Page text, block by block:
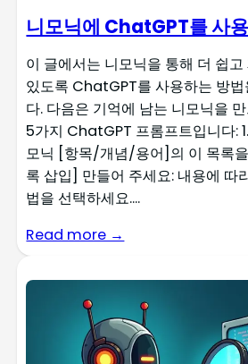
니모닉에 ChatGPT를 사
이 글에서는 니모닉을 통해 더 쉽
있도록 ChatGPT를 사용하는 방법
다. 다음은 기억에 남는 니모닉을
5가지 ChatGPT 프롬프트입니다:
모닉 [항목/개념/용어]의 이 목록
록 삽입] 만들어 주세요: 내용에 따
법을 선택하세요....
Read more →